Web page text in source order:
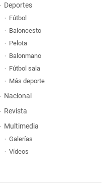
Deportes
Fútbol
Baloncesto
Pelota
Balonmano
Fútbol sala
Más deporte
Nacional
Revista
Multimedia
Galerías
Vídeos